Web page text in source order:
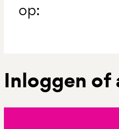
op:
Inloggen of